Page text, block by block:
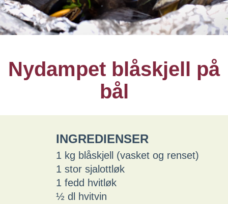
Nydampet blåskjell på
bål
INGREDIENSER
1 kg blåskjell (vasket og renset)
1 stor sjalottløk
1 fedd hvitløk
½ dl hvitvin